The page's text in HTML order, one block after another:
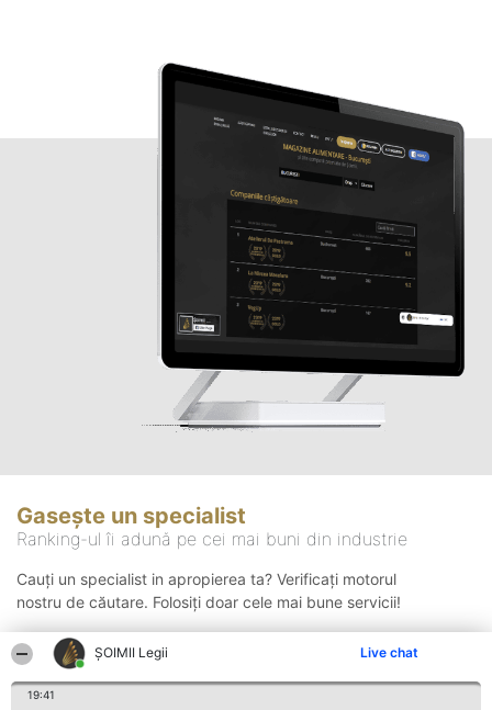
ȘOIMII Legii Live chat
19:41
Gasește un specialist
Ranking-ul îi adună pe cei mai buni din industrie
Cauți un specialist in apropierea ta? Verificați motorul
nostru de căutare. Folosiți doar cele mai bune servicii!